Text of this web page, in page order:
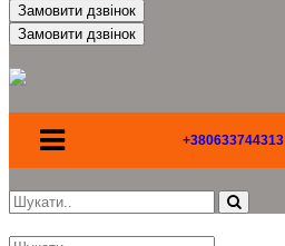
Замовити дзвінок
+380633744313